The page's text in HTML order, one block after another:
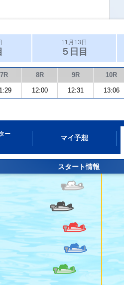
11月13日
５日目
7R 8R 9R 10R
12:00 12:31 13:06
ー
マイ予想
スタート情報